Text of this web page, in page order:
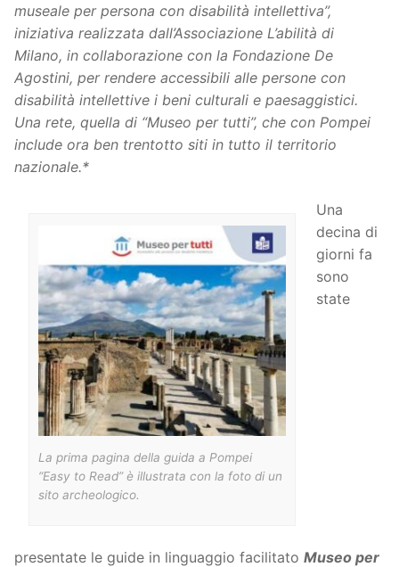
museale per persona con disabilità intellettiva”,
iniziativa realizzata dall’Associazione L’abilità di
Milano, in collaborazione con la Fondazione De
Agostini, per rendere accessibili alle persone con
disabilità intellettive i beni culturali e paesaggistici.
Una rete, quella di “Museo per tutti”, che con Pompei
include ora ben trentotto siti in tutto il territorio
nazionale.*
La prima pagina della guida a Pompei
“Easy to Read” è illustrata con la foto di un
sito archeologico.
Una
decina di
giorni fa
sono
state
presentate le guide in linguaggio facilitato Museo per